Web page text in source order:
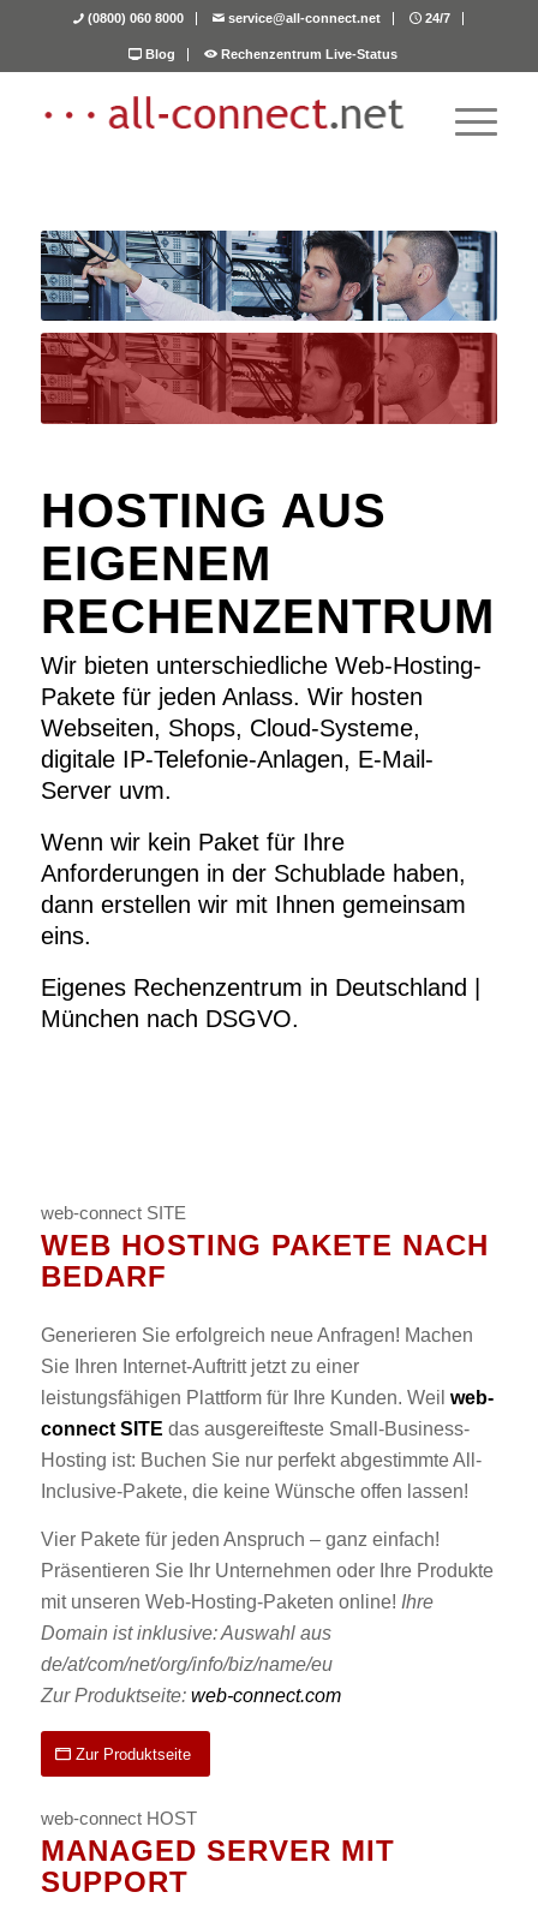
(0800) 060 8000 service@all-connect.net 24/7
Blog Rechenzentrum Live-Status
HOSTING AUS
EIGENEM
RECHENZENTRUM
Wir bieten unterschiedliche Web-Hosting-
Pakete für jeden Anlass. Wir hosten
Webseiten, Shops, Cloud-Systeme,
digitale IP-Telefonie-Anlagen, E-Mail-
Server uvm.
Wenn wir kein Paket für Ihre
Anforderungen in der Schublade haben,
dann erstellen wir mit Ihnen gemeinsam
eins.
Eigenes Rechenzentrum in Deutschland |
München nach DSGVO.
web-connect SITE
WEB HOSTING PAKETE NACH
BEDARF
Generieren Sie erfolgreich neue Anfragen! Machen
Sie Ihren Internet-Auftritt jetzt zu einer
leistungsfähigen Plattform für Ihre Kunden. Weil web-
connect SITE das ausgereifteste Small-Business-
Hosting ist: Buchen Sie nur perfekt abgestimmte All-
Inclusive-Pakete, die keine Wünsche offen lassen!
Vier Pakete für jeden Anspruch – ganz einfach!
Präsentieren Sie Ihr Unternehmen oder Ihre Produkte
mit unseren Web-Hosting-Paketen online! Ihre
Domain ist inklusive: Auswahl aus
de/at/com/net/org/info/biz/name/eu
Zur Produktseite: web-connect.com
Zur Produktseite
web-connect HOST
MANAGED SERVER MIT
SUPPORT